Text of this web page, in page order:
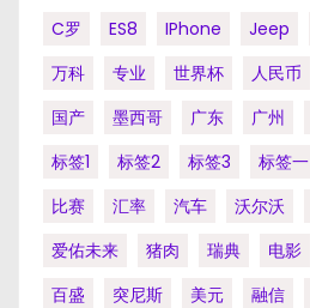
C罗 ES8 IPhone Jeep
万科
专业 世界杯 人民币
国产
墨西哥 广东 广州
标签1
标签2 标签3 标签一
比赛
汇率 汽车 沃尔沃
爱佑未来
猪肉 瑞典 电影
百盛
突尼斯 美元 融信